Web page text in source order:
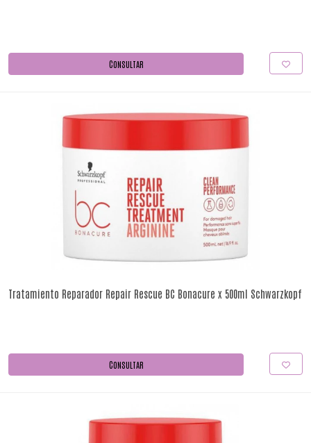
CONSULTAR
Tratamiento Reparador Repair Rescue BC Bonacure x 500ml Schwarzkopf
CONSULTAR